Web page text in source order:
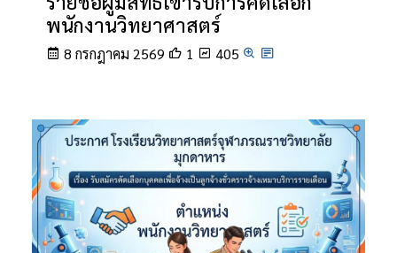
พนักงานวิทยาศาสตร์
8 กรกฎาคม 2569 1 405